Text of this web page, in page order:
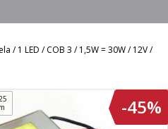
/ 1 LED / COB 3 / 1,5W = 30W / 12V /
-45%